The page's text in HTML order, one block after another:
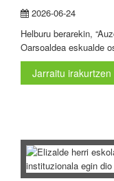
2026-06-24
Helburu berarekin,
Oarsoaldea eskualde
Jarraitu irakurtzen